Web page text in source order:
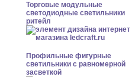
Торговые модульные
светодиодные светильники
ритейл
Профильные фигурные
светильники с равномерной
засветкой